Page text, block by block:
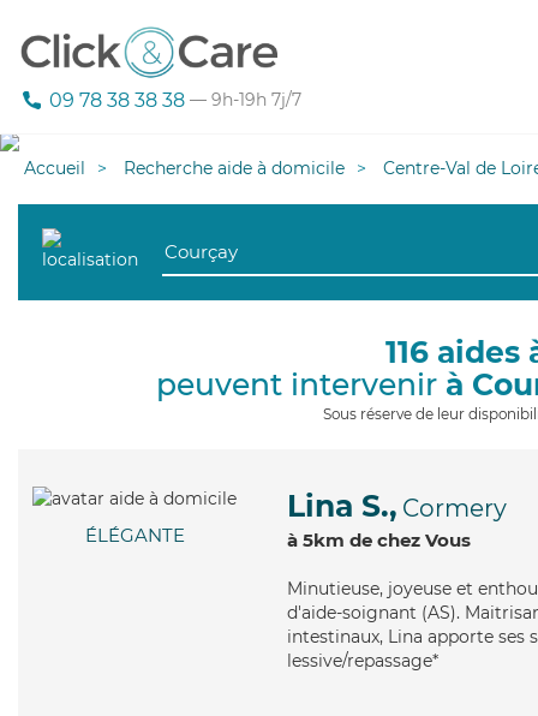
09 78 38 38 38 — 9h-19h 7j/7
Accueil Recherche aide à domicile Centre-Val de
116
peuvent intervenir à
Sous réserve de leur
ÉLÉGANTE
Lina S., Cormery
à 5km de chez Vous
Minutieuse, joyeuse et
d'aide-soignant (AS).
intestinaux, Lina apporte ses
lessive/repassage*